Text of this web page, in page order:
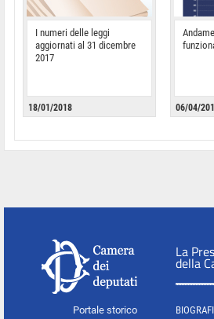
I numeri delle leggi
aggiornati al 31 dicembre
2017
18/01/2018 06/04/
Portale storico
La
della